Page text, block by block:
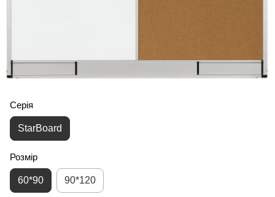
Серія
StarBoard
Розмір
60*90 90*120